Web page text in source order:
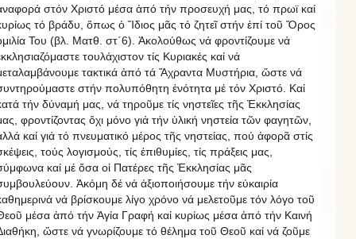
στόν Χριστό μέσα ἀπό τήν προσευχή μας, τό πρωϊ καί
τό βράδυ, ὅπως ὁ Ἴδιος μᾶς τό ζητεῖ στήν ἐπί τοῦ Ὄρος
Του (βλ. Ματθ. στ΄6). Ἀκολούθως νά φροντίζουμε νά
τουλάχιστον τίς Κυριακές καί νά
τακτικά ἀπό τά Ἄχραντα Μυστήρια, ὥστε νά
στήν πολυπόθητη ἑνότητα μέ τόν Χριστό. Καί
τήν δύναμή μας, νά τηροῦμε τίς νηστεῖες τῆς Ἐκκλησίας
φροντίζοντας ὄχι μόνο γιά τήν ὑλική νηστεία τῶν φαγητῶν,
καί γιά τό πνευματικό μέρος τῆς νηστείας, πού ἀφορᾶ στίς
τούς λογισμούς, τίς ἐπιθυμίες, τίς πράξεις μας,
καί μέ ὅσα οἱ Πατέρες τῆς Ἐκκλησίας μᾶς
Ἀκόμη δέ νά ἀξιοποιήσουμε τήν εὐκαιρία
νά βρίσκουμε λίγο χρόνο νά μελετοῦμε τόν λόγο τοῦ
μέσα ἀπό τήν Ἁγία Γραφή καί κυρίως μέσα ἀπό τήν Καινή
ὥστε νά γνωρίζουμε τό θέλημα τοῦ Θεοῦ καί νά ζοῦμε